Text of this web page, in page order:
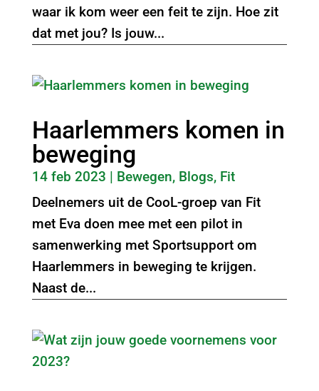
waar ik kom weer een feit te zijn. Hoe zit
dat met jou? Is jouw...
Haarlemmers komen in
beweging
14 feb 2023 | Bewegen, Blogs, Fit
Deelnemers uit de CooL-groep van Fit
met Eva doen mee met een pilot in
samenwerking met Sportsupport om
Haarlemmers in beweging te krijgen.
Naast de...